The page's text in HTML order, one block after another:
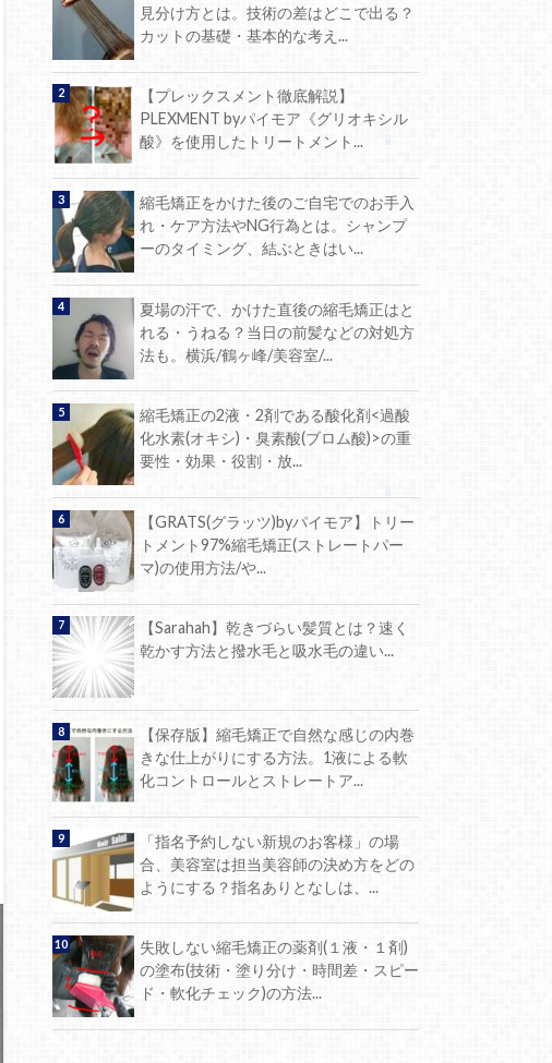
見分け方とは。技術の差はどこで出る？
カットの基礎・基本的な考え...
【プレックスメント徹底解説】
PLEXMENT byパイモア《グリオキシル
酸》を使用したトリートメント...
縮毛矯正をかけた後のご自宅でのお手入
れ・ケア方法やNG行為とは。シャンプ
ーのタイミング、結ぶときはい...
夏場の汗で、かけた直後の縮毛矯正はと
れる・うねる？当日の前髪などの対処方
法も。横浜/鶴ヶ峰/美容室/...
縮毛矯正の2液・2剤である酸化剤<過酸
化水素(オキシ)・臭素酸(ブロム酸)>の重
要性・効果・役割・放...
【GRATS(グラッツ)byパイモア】トリー
トメント97%縮毛矯正(ストレートパー
マ)の使用方法/や...
【Sarahah】乾きづらい髪質とは？速く
乾かす方法と撥水毛と吸水毛の違い...
【保存版】縮毛矯正で自然な感じの内巻
きな仕上がりにする方法。1液による軟
化コントロールとストレートア...
「指名予約しない新規のお客様」の場
合、美容室は担当美容師の決め方をどの
ようにする？指名ありとなしは、...
失敗しない縮毛矯正の薬剤(１液・１剤)
の塗布(技術・塗り分け・時間差・スピー
ド・軟化チェック)の方法...